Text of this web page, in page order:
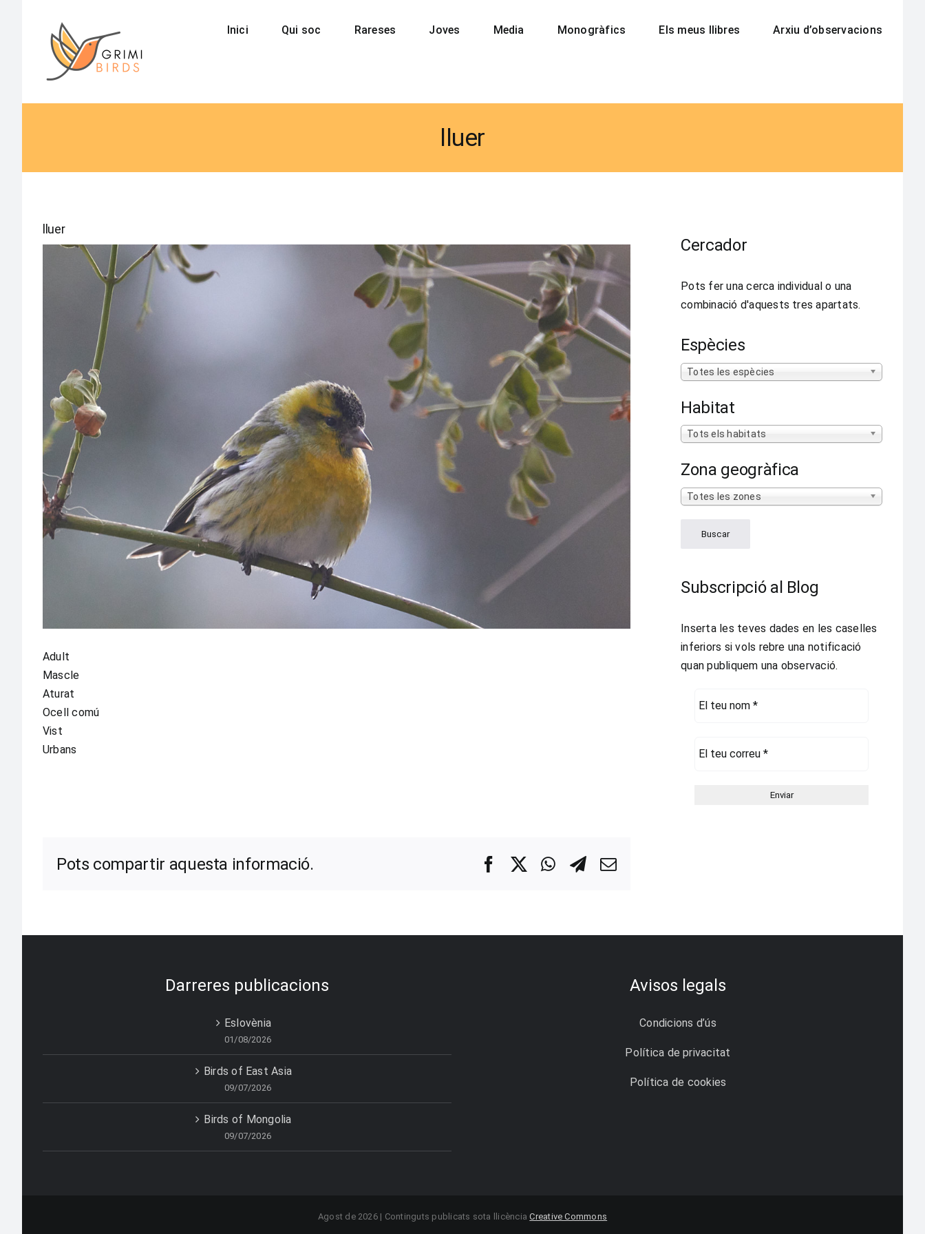
Inici Qui soc Rareses Joves Media Monogràfics Els meus llibres Arxiu d’observacions
lluer
lluer
Adult
Mascle
Aturat
Ocell comú
Vist
Urbans
Pots compartir aquesta informació. FacebookWhatsApp
Telegram
Correo
Cercador
Pots fer una cerca individual o una
combinació d'aquests tres apartats.
Espècies
Totes les espècies
Habitat
Tots els habitats
Zona geogràfica
Totes les zones
Subscripció al Blog
Inserta les teves dades en les caselles
inferiors si vols rebre una notificació
quan publiquem una observació.
Darreres publicacions
Eslovènia
01/08/2026
Birds of East Asia
09/07/2026
Birds of Mongolia
09/07/2026
Avisos legals
Condicions d’ús
Política de privacitat
Política de cookies
Agost de 2026 | Continguts publicats sota llicènciaCreative Commons